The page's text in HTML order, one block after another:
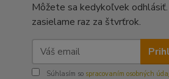
Môžete sa kedykoľvek
zasielame raz za štvrťrok.
Súhlasím so spracovaním osobných